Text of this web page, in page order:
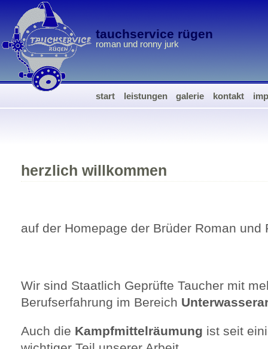
tauchservice rügen
roman und ronny jurk
start leistungen galerie kontakt
herzlich willkommen
auf der Homepage der Brüder Roman und
Wir sind Staatlich Geprüfte Taucher mit
Berufserfahrung im Bereich
Auch die Kampfmittelräumung ist seit